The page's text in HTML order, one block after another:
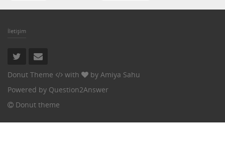
İletişim
Donut Theme with by Amiya Sahu
Powered by Question2Answer
Donut theme